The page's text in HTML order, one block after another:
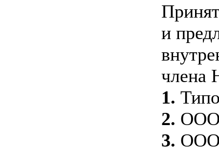
и
члена
1.
2. ООО
3. ООО